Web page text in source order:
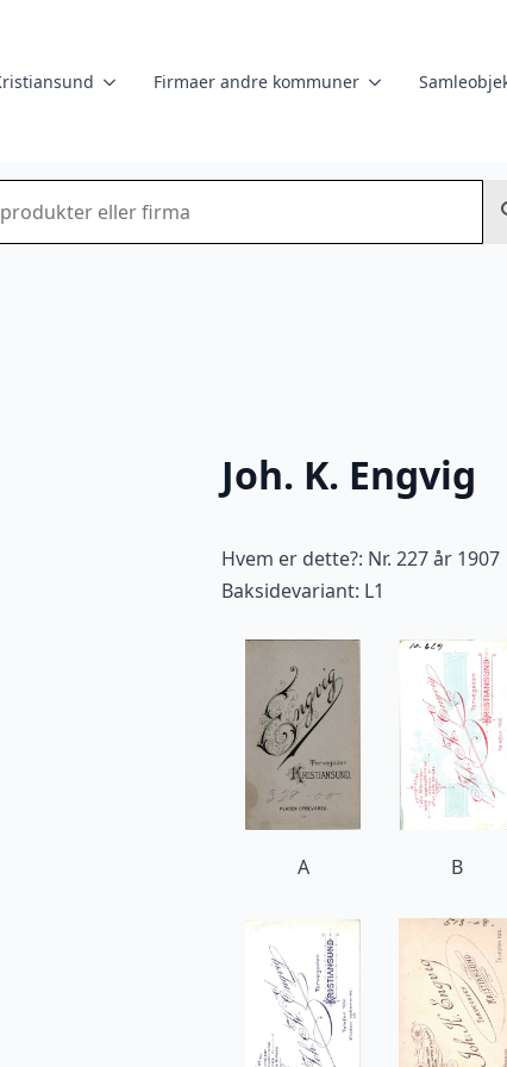
Firmaer andre kommuner
Joh. K. Engvig
Hvem er dette?: Nr. 227 år 1907
Baksidevariant: L1
A B